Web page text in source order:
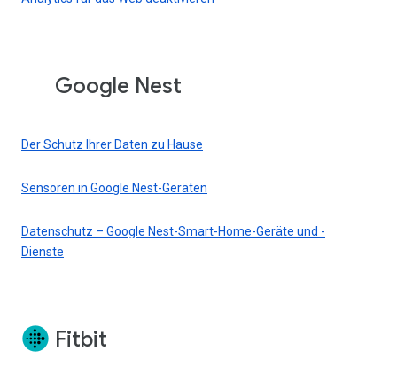
Google Nest
Der Schutz Ihrer Daten zu Hause
Sensoren in Google Nest-Geräten
Datenschutz – Google Nest-Smart-Home-Geräte und -
Dienste
Fitbit